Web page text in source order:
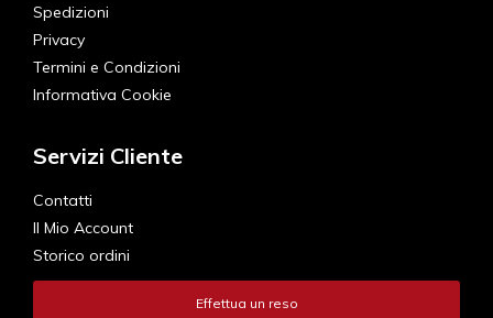
Spedizioni
Privacy
Termini e Condizioni
Informativa Cookie
Servizi Cliente
Contatti
Il Mio Account
Storico ordini
Effettua un reso